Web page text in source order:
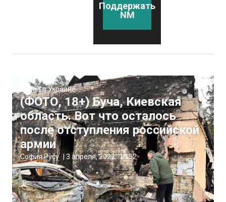
Поддержать
NM
Война в Украине
(ФОТО, 18+) Буча, Киевская
область. Вот что осталось
после отступления российской
армии
София Русу 3 апреля, 2022 16:52